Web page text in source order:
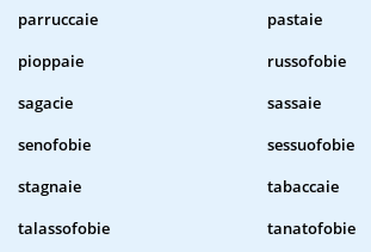
parruccaie
pastaie
pioppaie
russofobie
sagacie
sassaie
senofobie
sessuofobie
stagnaie
tabaccaie
talassofobie
tanatofobie